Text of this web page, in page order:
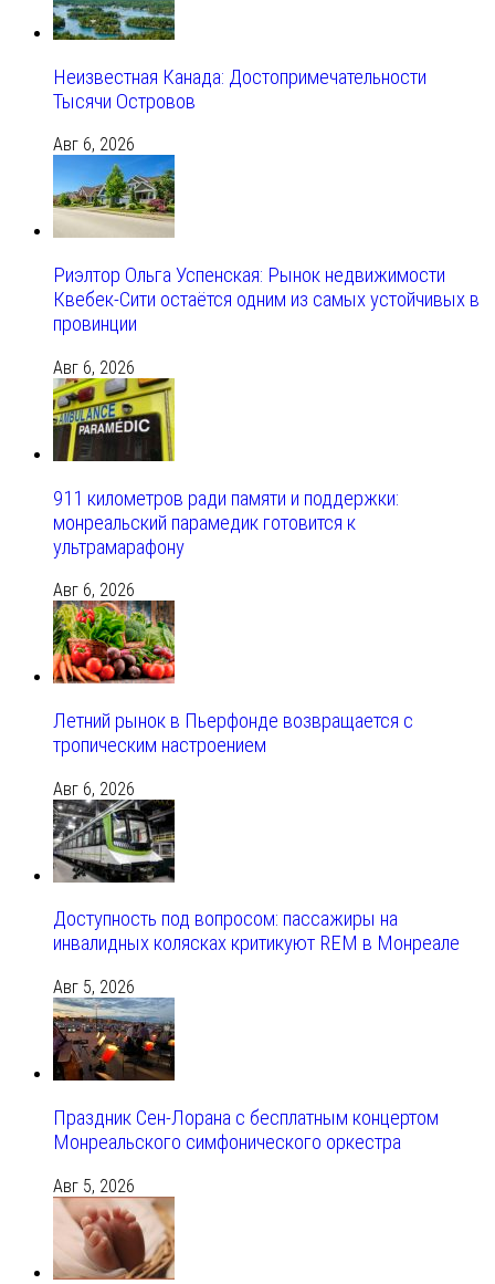
Неизвестная Канада: Достопримечательности
Тысячи Островов
Авг 6, 2026
Риэлтор Ольга Успенская: Рынок недвижимости
Квебек-Сити остаётся одним из самых устойчивых в
провинции
Авг 6, 2026
911 километров ради памяти и поддержки:
монреальский парамедик готовится к
ультрамарафону
Авг 6, 2026
Летний рынок в Пьерфонде возвращается с
тропическим настроением
Авг 6, 2026
Доступность под вопросом: пассажиры на
инвалидных колясках критикуют REM в Монреале
Авг 5, 2026
Праздник Сен-Лорана с бесплатным концертом
Монреальского симфонического оркестра
Авг 5, 2026